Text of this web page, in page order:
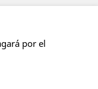
por el